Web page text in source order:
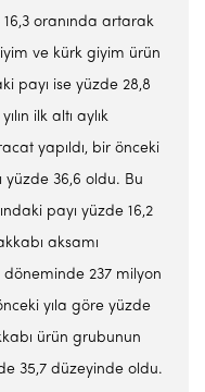
oranında artarak
ve kürk giyim ürün
payı ise yüzde 28,8
ilk altı aylık
yapıldı, bir önceki
yüzde 36,6 oldu. Bu
payı yüzde 16,2
aksamı
döneminde 237 milyon
yıla göre yüzde
ürün grubunun
35,7 düzeyinde oldu.